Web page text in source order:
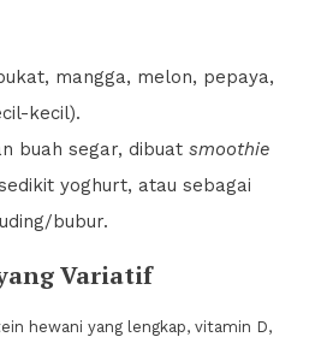
mangga, melon, pepaya,
kecil).
buah segar, dibuat smoothie
yoghurt, atau sebagai
bubur.
Variatif
hewani yang lengkap, vitamin D,